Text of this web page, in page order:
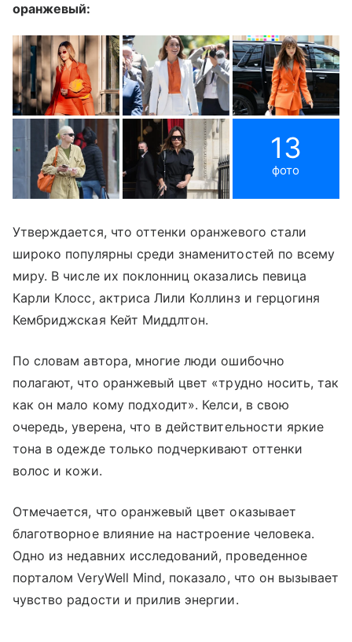
оранжевый:
13
фото
Утверждается, что оттенки оранжевого стали
широко популярны среди знаменитостей по всему
миру. В числе их поклонниц оказались певица
Карли Клосс, актриса Лили Коллинз и герцогиня
Кембриджская Кейт Миддлтон.
По словам автора, многие люди ошибочно
полагают, что оранжевый цвет «трудно носить, так
как он мало кому подходит». Келси, в свою
очередь, уверена, что в действительности яркие
тона в одежде только подчеркивают оттенки
волос и кожи.
Отмечается, что оранжевый цвет оказывает
благотворное влияние на настроение человека.
Одно из недавних исследований, проведенное
порталом VeryWell Mind, показало, что он вызывает
чувство радости и прилив энергии.